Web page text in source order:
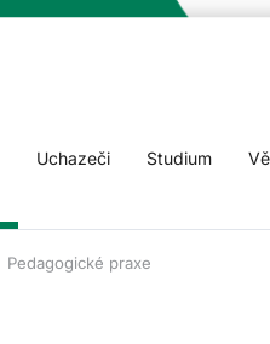
Uchazeči Studium
Pedagogické praxe